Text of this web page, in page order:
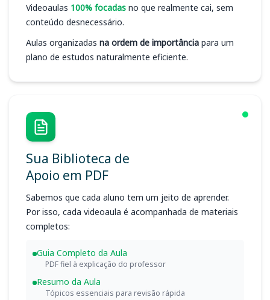
Videoaulas 100% focadas no que realmente cai, sem
conteúdo desnecessário.
Aulas organizadas na ordem de importância para um
plano de estudos naturalmente eficiente.
Sua Biblioteca de
Apoio em PDF
Sabemos que cada aluno tem um jeito de aprender.
Por isso, cada videoaula é acompanhada de materiais
completos:
Guia Completo da Aula
PDF fiel à explicação do professor
Resumo da Aula
Tópicos essenciais para revisão rápida